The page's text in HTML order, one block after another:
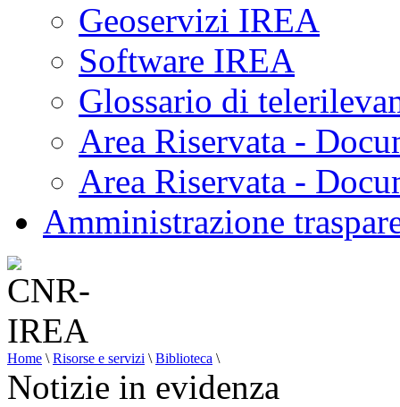
Geoservizi IREA
Software IREA
Glossario di
Area Riservata -
Area Riservata -
Amministrazione
Home \ Risorse e servizi \ Biblioteca \
Notizie in evidenza